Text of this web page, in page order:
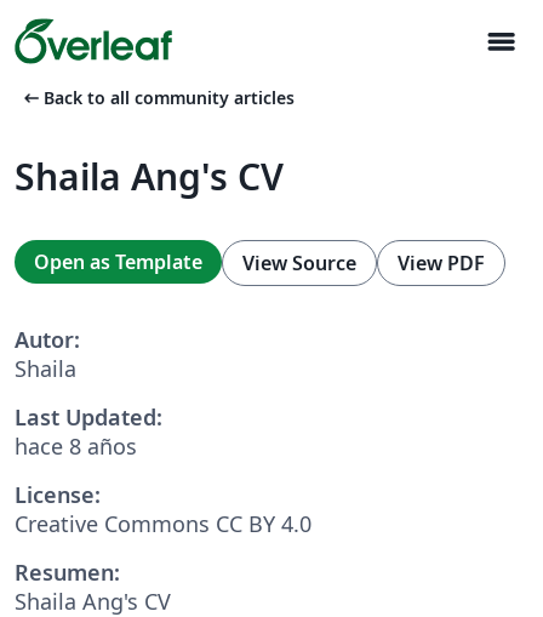
menu
arrow_left_alt Back to all community articles
Shaila Ang's CV
Open as Template View Source View PDF
Autor:
Shaila
Last Updated:
hace 8 años
License:
Creative Commons CC BY 4.0
Resumen:
Shaila Ang's CV